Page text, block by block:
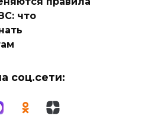
что
соц.сети: